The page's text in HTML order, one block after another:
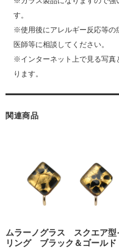
す。
※使用後にアレルギー反応等の
医師等に相談してください。
※インターネット上で見る写真
ります。
関連商品
ムラーノグラス スクエア型
リング ブラック＆ゴールド